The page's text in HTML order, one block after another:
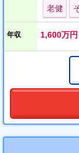
老健
年収 1,600万円